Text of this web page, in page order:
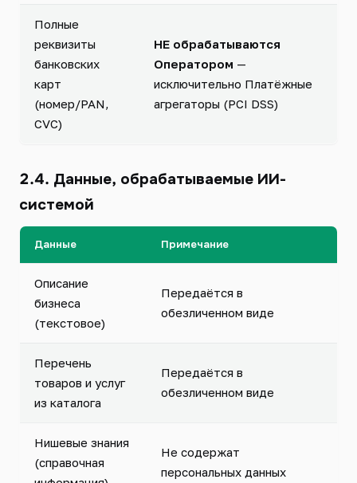
Полные
реквизиты
банковских
карт
(номер/PAN,
CVC)
НЕ обрабатываются
Оператором —
исключительно Платёжные
агрегаторы (PCI DSS)
2.4. Данные, обрабатываемые ИИ-
системой
Данные Примечание
Описание
бизнеса
(текстовое)
Передаётся в
обезличенном виде
Перечень
товаров и услуг
из каталога
Передаётся в
обезличенном виде
Нишевые знания
(справочная
Не содержат
персональных данных